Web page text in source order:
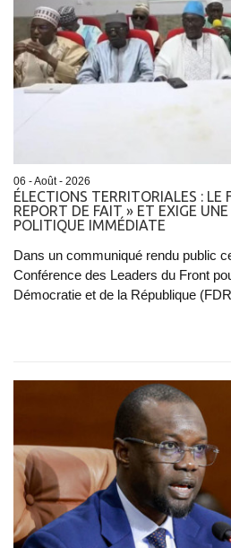
06 - Août - 2026
ÉLECTIONS TERRITORIALES : LE
REPORT DE FAIT » ET EXIGE
POLITIQUE IMMÉDIATE
Dans un communiqué rendu public
Conférence des Leaders du Front
Démocratie et de la République